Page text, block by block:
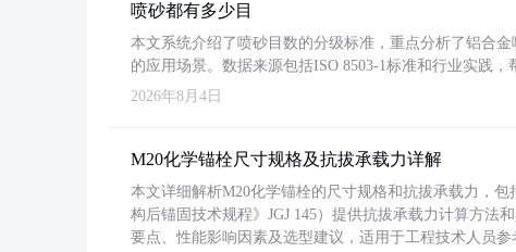
喷砂都有多少目
本文系统介绍了喷砂目数的分级标准，重点分析了铝合
的应用场景。数据来源包括ISO 8503-1标准和行业实践，
2026年8月4日
M20化学锚栓尺寸规格及抗拔承载力详解
本文详细解析M20化学锚栓的尺寸规格和抗拔承载力，
构后锚固技术规程》JGJ 145）提供抗拔承载力计算方法
要点、性能影响因素及选型建议，适用于工程技术人员参